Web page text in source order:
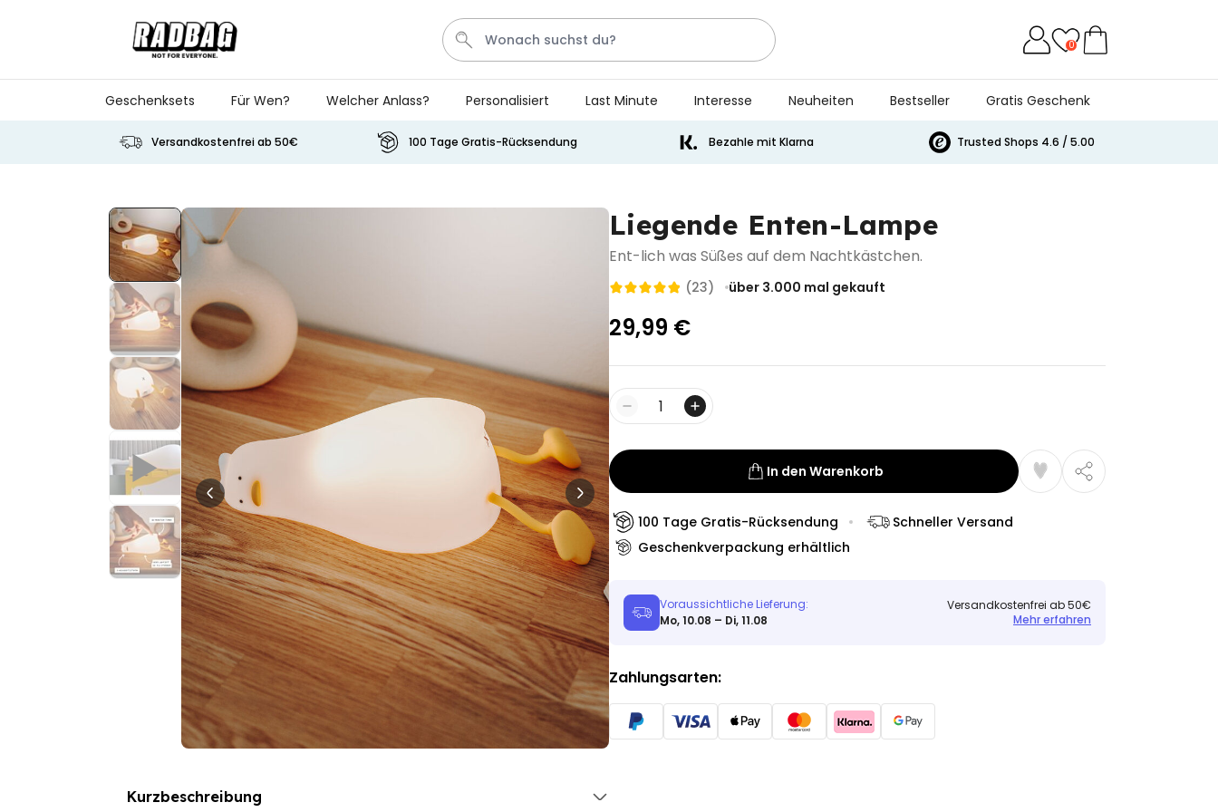
Personalisierbares Handtuch
mit Getränken und Spruch
über 10.000
mal gekauft
Personalisierbar
Personalisierbares Retro-
Handtuch mit Text
mal gekauft
Personalisierbar
Personalisierbares Aperol
Spritz Glas mit Name
über 19.400
mal gekauft
16,99 €
Personalisierbar
Personalisierbares Handtuch
Maritim mit Text
34,99 €
Personalisierbar
Personalisierbare Schürze
Pizzeria mit Gesicht
29,99 €
0
Geschenksets Für Wen? Welcher Anlass? Personalisiert Last Minute Interesse Neuheiten Bestseller Gratis Geschenk
Versandkostenfrei ab 50€ 100 Tage Gratis-Rücksendung Bezahle mit Klarna Trusted Shops 4.6 / 5.00
Kurzbeschreibung
Liegende Enten-Lampe
Ent-lich was Süßes auf dem Nachtkästchen.
(23) über 3.000 mal gekauft
29,99 €
Menge
In den Warenkorb
100 Tage Gratis-Rücksendung
Schneller Versand
Geschenkverpackung erhältlich
Voraussichtliche Lieferung:
Mo, 10.08 – Di, 11.08
Versandkostenfrei ab 50€
Mehr erfahren
Zahlungsarten: